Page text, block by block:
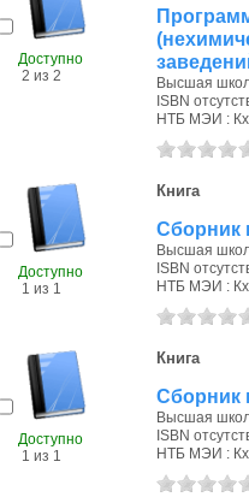
Доступно
2 из 2
Высшая
ISBN
НТБ МЭИ : Кх
Доступно
1 из 1
Книга
Сборник
Высшая
ISBN
НТБ МЭИ : Кх
Доступно
1 из 1
Книга
Сборник
Высшая
ISBN
НТБ МЭИ : Кх